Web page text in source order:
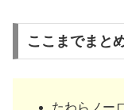
ここまでまと
たわらノー